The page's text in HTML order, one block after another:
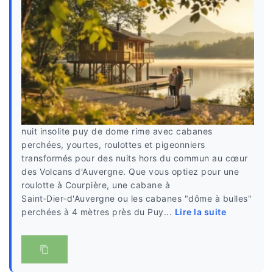
nuit insolite puy de dome rime avec cabanes
perchées, yourtes, roulottes et pigeonniers
transformés pour des nuits hors du commun au cœur
des Volcans d'Auvergne. Que vous optiez pour une
roulotte à Courpière, une cabane à
Saint‑Dier‑d'Auvergne ou les cabanes "dôme à bulles"
perchées à 4 mètres près du Puy... Lire la suite